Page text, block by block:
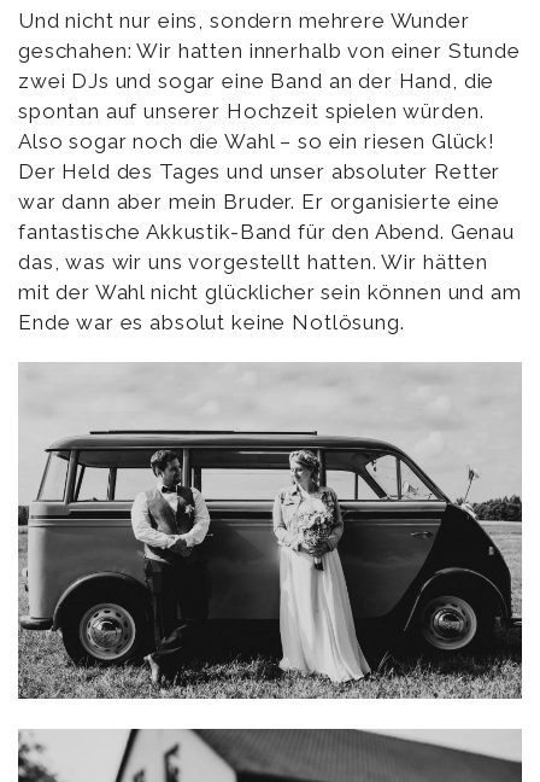
Und nicht nur eins, sondern mehrere Wunder
geschahen: Wir hatten innerhalb von einer Stunde
zwei DJs und sogar eine Band an der Hand, die
spontan auf unserer Hochzeit spielen würden.
Also sogar noch die Wahl – so ein riesen Glück!
Der Held des Tages und unser absoluter Retter
war dann aber mein Bruder. Er organisierte eine
fantastische Akkustik-Band für den Abend. Genau
das, was wir uns vorgestellt hatten. Wir hätten
mit der Wahl nicht glücklicher sein können und am
Ende war es absolut keine Notlösung.